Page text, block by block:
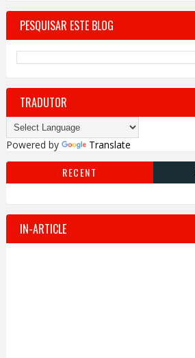
PESQUISAR ESTE BLOG
TRADUTOR
Powered by Translate
RECENT
IN-ARTICLE